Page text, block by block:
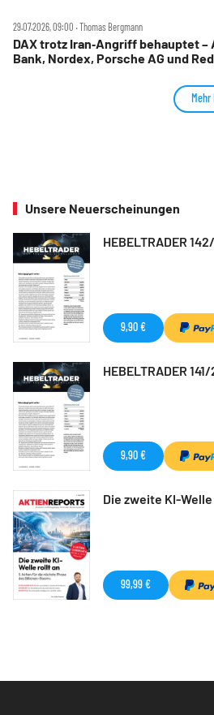
29.07.2026, 09:00 ‧ Thomas Bergmann
DAX trotz Iran‑Angriff behauptet –
Bank, Nordex, Porsche AG und
Mehr
Unsere Neuerscheinungen
HEBELTRADER
9,90 €
HEBELTRADER
9,90 €
Die zweite KI-
99,99 €